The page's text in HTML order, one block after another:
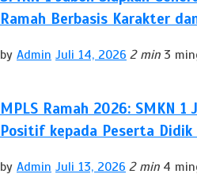
Ramah Berbasis Karakter
by Admin Juli 14, 2026 2 min 3
MPLS Ramah 2026: SMKN 1
Positif kepada Peserta Didik
by Admin Juli 13, 2026 2 min 4